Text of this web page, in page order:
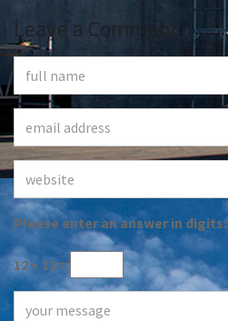
Leave a Comment
Please enter an answer in digits:
12 + 12 =